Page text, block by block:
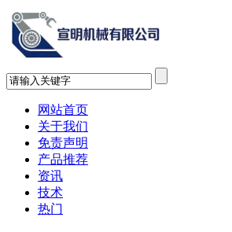
网站首页
关于我们
免责声明
产品推荐
资讯
技术
热门